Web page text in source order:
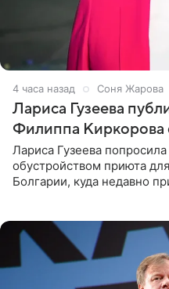
4 часа назад Соня Жарова
Лариса Гузеева
Филиппа
Лариса Гузеева
обустройством приюта
Болгарии, куда недавно